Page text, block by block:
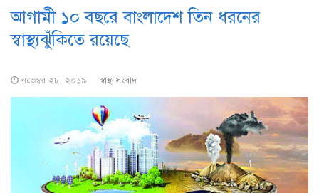
আগামী ১০ বছরে বাংলাদেশ তিন ধরনের
স্বাস্থ্যঝুঁকিতে রয়েছে
নভেম্বর ২৮, ২০১৯ স্বাস্থ্য সংবাদ